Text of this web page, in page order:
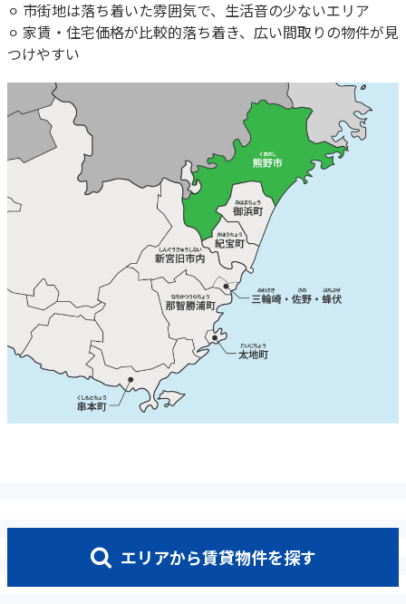
⚪︎ 市街地は落ち着いた雰囲気で、生活音の少ないエリア
⚪︎ 家賃・住宅価格が比較的落ち着き、広い間取りの物件が見
つけやすい
エリアから賃貸物件を探す